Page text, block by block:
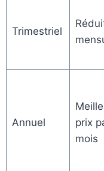
Trimestriel
Annuel
prix
mois